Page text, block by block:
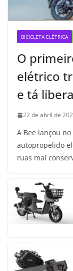
BICICLETA ELÉTRICA
O
elétrico
e tá
22 de abril de
A Bee lançou
autopropelido
ruas mal